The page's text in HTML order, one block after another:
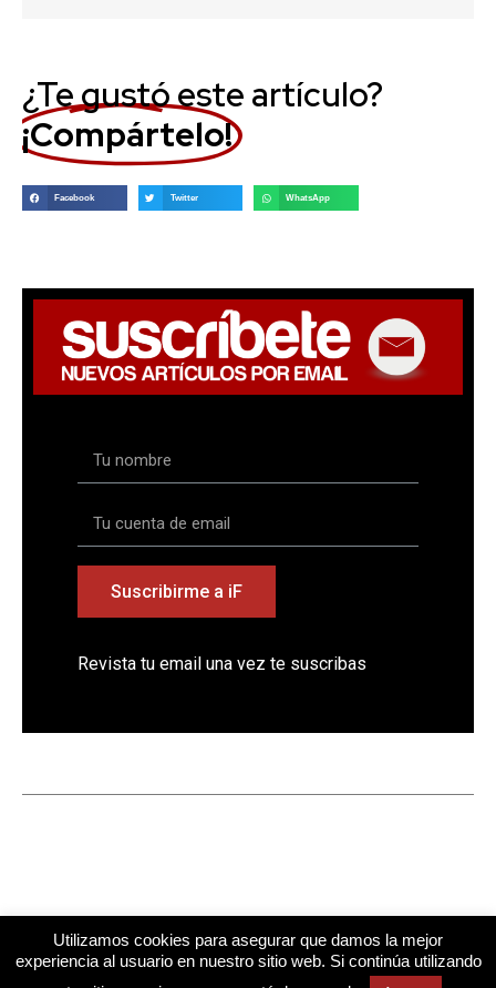
¿Te gustó este artículo?
¡Compártelo!
Facebook Twitter WhatsApp
Suscribirme a iF
Revista tu email una vez te suscribas
Utilizamos cookies para asegurar que damos la mejor
experiencia al usuario en nuestro sitio web. Si continúa utilizando